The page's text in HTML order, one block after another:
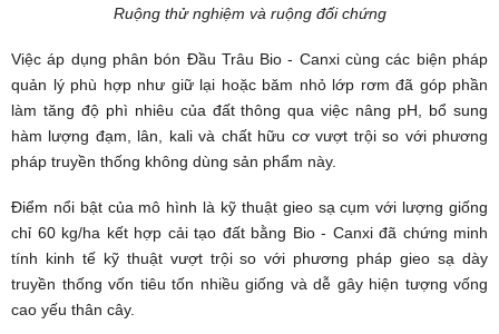
Ruộng thử nghiệm và ruộng đối chứng
Việc áp dụng phân bón Đầu Trâu Bio - Canxi cùng các biện pháp
quản lý phù hợp như giữ lại hoặc băm nhỏ lớp rơm đã góp phần
làm tăng độ phì nhiêu của đất thông qua việc nâng pH, bổ sung
hàm lượng đạm, lân, kali và chất hữu cơ vượt trội so với phương
pháp truyền thống không dùng sản phẩm này.
Điểm nổi bật của mô hình là kỹ thuật gieo sạ cụm với lượng giống
chỉ 60 kg/ha kết hợp cải tạo đất bằng Bio - Canxi đã chứng minh
tính kinh tế kỹ thuật vượt trội so với phương pháp gieo sạ dày
truyền thống vốn tiêu tốn nhiều giống và dễ gây hiện tượng vống
cao yếu thân cây.